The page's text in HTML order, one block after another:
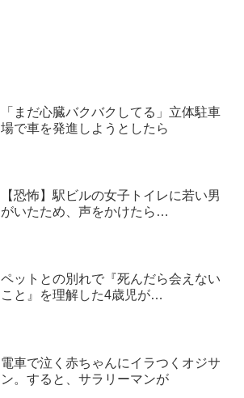
「まだ心臓バクバクしてる」立体駐車
場で車を発進しようとしたら
【恐怖】駅ビルの女子トイレに若い男
がいたため、声をかけたら…
ペットとの別れで『死んだら会えない
こと』を理解した4歳児が…
電車で泣く赤ちゃんにイラつくオジサ
ン。すると、サラリーマンが